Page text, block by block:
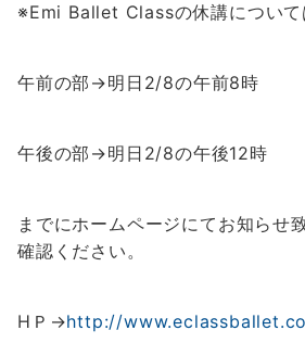
※Emi Ballet Classの休講について
午前の部→明日2/8の午前8時
午後の部→明日2/8の午後12時
までにホームページにてお知らせ
確認ください。
HＰ→http://